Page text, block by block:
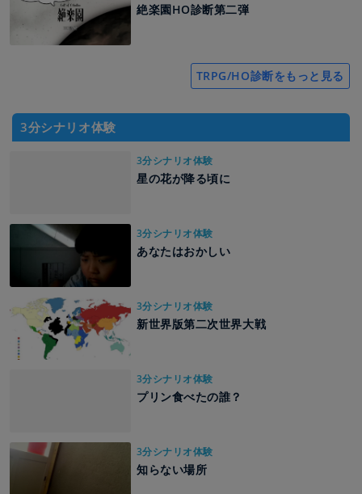
絶楽園HO診断第二弾
TRPG/HO診断をもっと見る
3分シナリオ体験
3分シナリオ体験
星の花が降る頃に
3分シナリオ体験
あなたはおかしい
3分シナリオ体験
新世界版第二次世界大戦
3分シナリオ体験
プリン食べたの誰？
3分シナリオ体験
知らない場所